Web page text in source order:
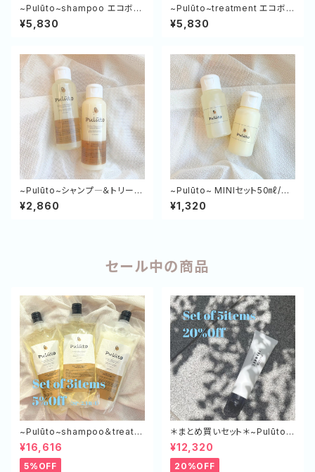
~Pulūto~shampoo エコボト
ル 500㎖
¥5,830
~Pulūto~treatment エコボト
ル 500g
¥5,830
~Pulūto~シャンプ―＆トリート
メント120㎖/g （2WEEKトラ
イアルセット）
¥2,860
~Pulūto~ MINIセット50㎖/g
（SP＆TR）
¥1,320
セール中の商品
~Pulūto~shampoo＆treatm
ent エコボトル（SP×２,TR×１）
¥16,616
5%OFF
＊まとめ買いセット＊~Pulūto~
ケアミルク+ 5本セット
¥12,320
20%OFF